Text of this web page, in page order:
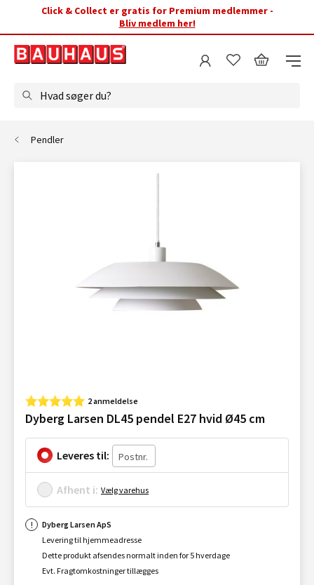
Click & Collect er gratis for Premium medlemmer -
Bliv medlem her!
Hvad søger du?
Pendler
2 anmeldelse
Dyberg Larsen DL45 pendel E27 hvid Ø45 cm
Leveres til:
Afhent i: Vælg varehus
Dyberg Larsen ApS
Levering til hjemmeadresse
Dette produkt afsendes normalt inden for 5 hverdage
Evt. Fragtomkostninger tillægges